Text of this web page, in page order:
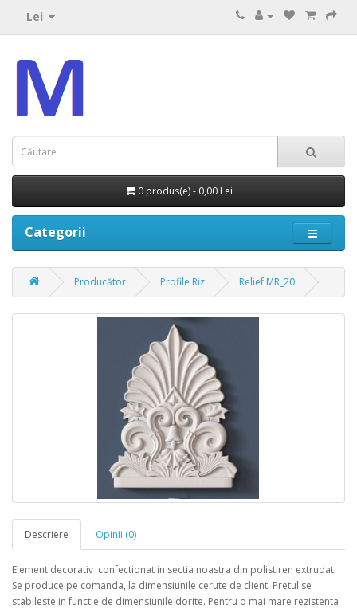
Lei
0 produs(e) - 0,00 Lei
Categorii
Producător Profile Riz Relief MR_20
Descriere Opinii (0)
Element decorativ confectionat in sectia noastra din polistiren extrudat.
Se produce pe comanda, la dimensiunile cerute de client. Pretul se
stabileste in functie de dimensiunile dorite. Pentru o mai mare rezistenta